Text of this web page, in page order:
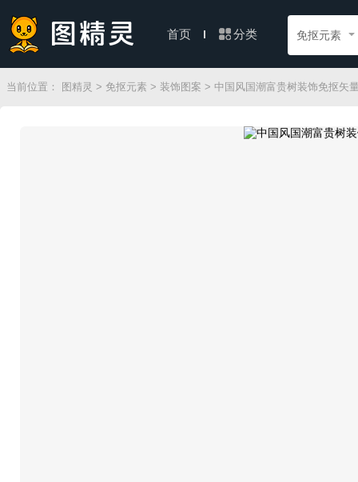
首页 分类 免抠元素
当前位置： 图精灵 > 免抠元素 > 装饰图案 > 中国风国潮富贵树装饰免抠矢